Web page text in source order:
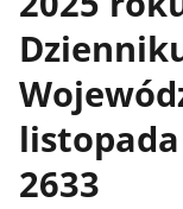
2633